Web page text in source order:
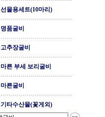
선물용세트(10마리)
명품굴비
고추장굴비
마른 부세 보리굴비
마른굴비
기타수산물(꽃게외)